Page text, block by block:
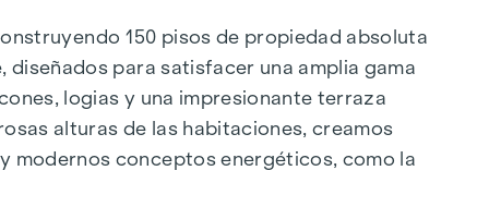
150 pisos de propiedad absoluta
diseñados para satisfacer una amplia gama
logias y una impresionante terraza
alturas de las habitaciones, creamos
modernos conceptos energéticos, como la